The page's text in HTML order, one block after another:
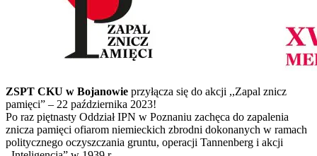
ZSPT CKU w Bojanowie przyłącza się do akcji ,,Zapal znicz
pamięci” – 22 października 2023!
Po raz piętnasty Oddział IPN w Poznaniu zachęca do zapalenia
znicza pamięci ofiarom niemieckich zbrodni dokonanych w ramach
politycznego oczyszczania gruntu, operacji Tannenberg i akcji